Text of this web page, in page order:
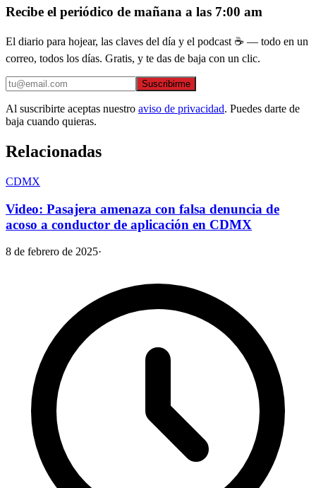
Recibe el periódico de mañana a las 7:00 am
El diario para hojear, las claves del día y el podcast ☕ — todo en un
correo, todos los días. Gratis, y te das de baja con un clic.
Suscribirme
Al suscribirte aceptas nuestro aviso de privacidad. Puedes darte de
baja cuando quieras.
Relacionadas
CDMX
Video: Pasajera amenaza con falsa denuncia de
acoso a conductor de aplicación en CDMX
8 de febrero de 2025·